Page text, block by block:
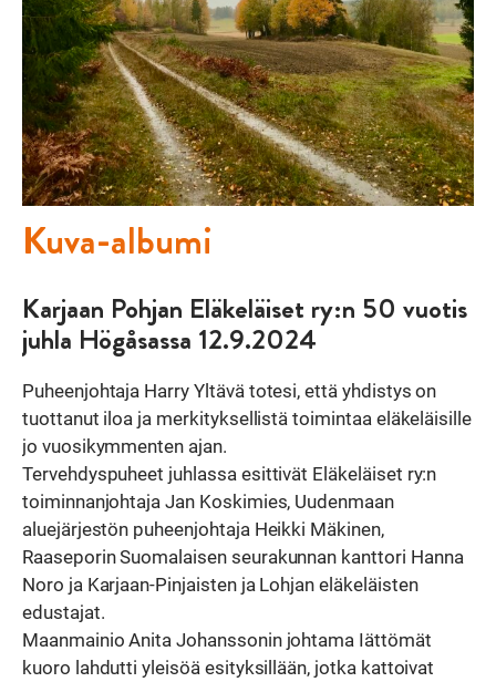
Kuva-albumi
Karjaan Pohjan Eläkeläiset ry:n 50 vuotis
juhla Högåsassa 12.9.2024
Puheenjohtaja Harry Yltävä totesi, että yhdistys on
tuottanut iloa ja merkityksellistä toimintaa eläkeläisille
jo vuosikymmenten ajan.
Tervehdyspuheet juhlassa esittivät Eläkeläiset ry:n
toiminnanjohtaja Jan Koskimies, Uudenmaan
aluejärjestön puheenjohtaja Heikki Mäkinen,
Raaseporin Suomalaisen seurakunnan kanttori Hanna
Noro ja Karjaan-Pinjaisten ja Lohjan eläkeläisten
edustajat.
Maanmainio Anita Johanssonin johtama Iättömät
kuoro lahdutti yleisöä esityksillään, jotka kattoivat